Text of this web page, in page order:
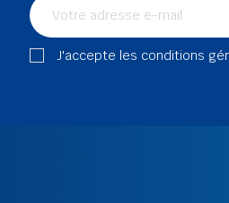
J'accepte les conditions